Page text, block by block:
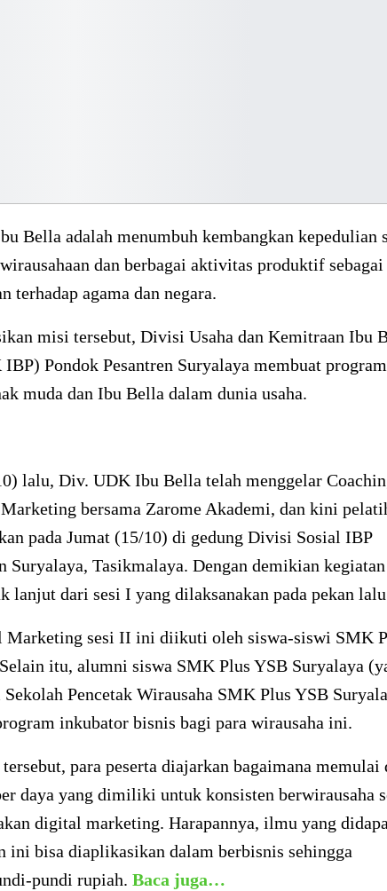
Bella adalah menumbuh kembangkan kepedulian
dan berbagai aktivitas produktif sebagai
terhadap agama dan negara.
misi tersebut, Divisi Usaha dan Kemitraan Ibu
Pondok Pesantren Suryalaya membuat program
muda dan Ibu Bella dalam dunia usaha.
lalu, Div. UDK Ibu Bella telah menggelar
bersama Zarome Akademi, dan kini
pada Jumat (15/10) di gedung Divisi Sosial IBP
Suryalaya, Tasikmalaya. Dengan demikian
lanjut dari sesi I yang dilaksanakan pada pekan
Marketing sesi II ini diikuti oleh siswa-siswi SMK
itu, alumni siswa SMK Plus YSB Suryalaya
Pencetak Wirausaha SMK Plus YSB
inkubator bisnis bagi para wirausaha ini.
para peserta diajarkan bagaimana memulai
daya yang dimiliki untuk konsisten berwirausaha
digital marketing. Harapannya, ilmu yang
ini bisa diaplikasikan dalam berbisnis sehingga
pundi rupiah. Baca juga…